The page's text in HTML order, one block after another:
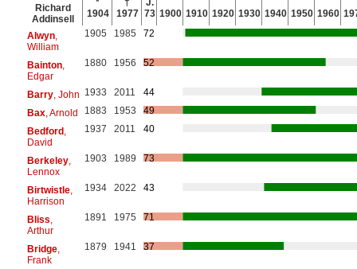
Richard
Addinsell
*
1904
†
1977
J.
73 1900 1910 1920 1930 1940 1950 1960
Alwyn,
William
1905 1985 72
Bainton,
Edgar
1880 1956 52
Barry, John 1933 2011
44
Bax, Arnold 1883 1953
49
Bedford,
David
1937 2011 40
Berkeley,
Lennox
1903 1989 73
Birtwistle,
Harrison
1934 2022 43
Bliss
Arthur
1891 1975 71
Bridge,
Frank
1879 1941 37